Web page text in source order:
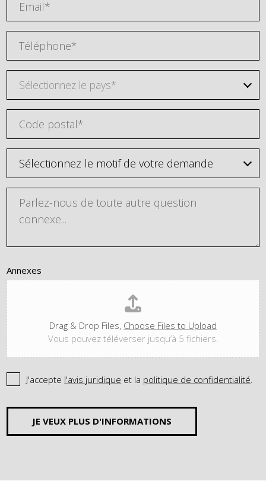
Sélectionnez le pays*
Annexes
Drag & Drop Files, Choose Files to Upload
Vous pouvez téléverser jusqu’à 5 fichiers.
J'accepte l'avis juridique et la politique de confidentialité.
JE VEUX PLUS D'INFORMATIONS